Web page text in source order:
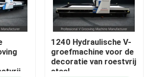
het Groeven Machine
Machine
1240 Hydraulische V-
groefmachine voor de
decoratie van roestvrij
staal